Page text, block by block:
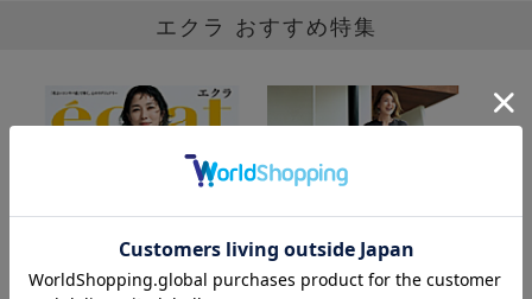
エクラ おすすめ特集